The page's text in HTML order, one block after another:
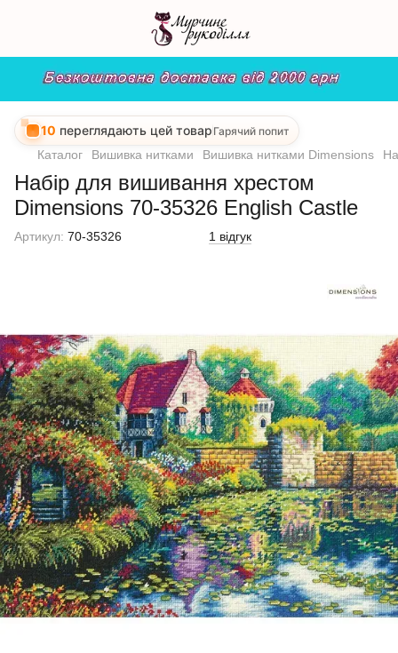
10 переглядають цей товар Гарячий попит
Каталог Вишивка нитками Вишивка нитками Dimensions
Набір для вишивання хрестом
Dimensions 70-35326 English Castle
Артикул: 70-35326 1 відгук